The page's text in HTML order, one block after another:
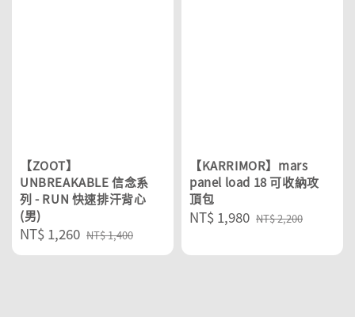
【ZOOT】
UNBREAKABLE 信念系
列 - RUN 快速排汗背心
(男)
Sale
price
NT$ 1,260 Regular
price
NT$ 1,400
【KARRIMOR】mars
panel load 18 可收納攻
頂包
Sale
NT$ 1,980 Regular
NT$ 2,200